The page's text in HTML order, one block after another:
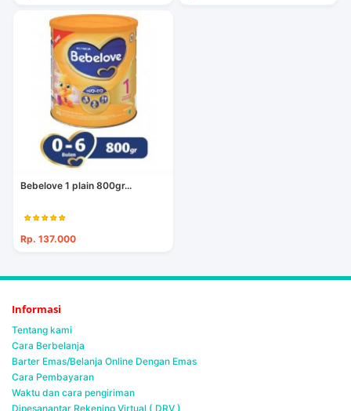
Bebelove 1 plain 800gr...
Rp. 137.000
Informasi
Tentang kami
Cara Berbelanja
Barter Emas/Belanja Online Dengan Emas
Cara Pembayaran
Waktu dan cara pengiriman
Dipesanantar Rekening Virtual ( DRV )